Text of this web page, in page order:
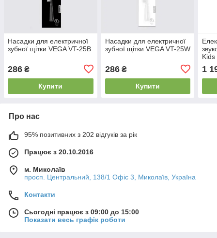
Насадки для електричної
зубної щітки VEGA VT-25B
286 ₴
Купити
Насадки для електричної
зубної щітки VEGA VT-25W
286₴
Купити
1
Про нас
95% позитивних з 202 відгуків за рік
Працює з 20.10.2016
м. Миколаїв
просп. Центральний, 138/1 Офіс 3, Миколаїв, Україна
Контакти
Сьогодні працює з 09:00 до 15:00
Показати весь графік роботи